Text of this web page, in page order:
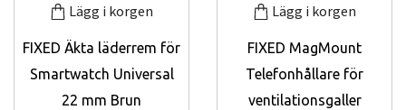
Lägg i korgen
FIXED Äkta läderrem för
Smartwatch Universal
22 mm Brun
Lägg i korgen
FIXED MagMount
Telefonhållare för
ventilationsgaller